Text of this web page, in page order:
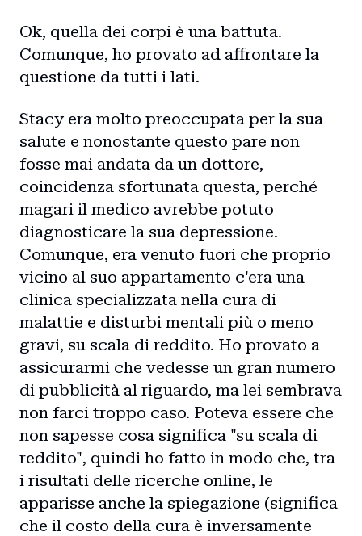
Ok, quella dei corpi è una battuta.
Comunque, ho provato ad affrontare la
questione da tutti i lati.
Stacy era molto preoccupata per la sua
salute e nonostante questo pare non
fosse mai andata da un dottore,
coincidenza sfortunata questa, perché
magari il medico avrebbe potuto
diagnosticare la sua depressione.
Comunque, era venuto fuori che proprio
vicino al suo appartamento c'era una
clinica specializzata nella cura di
malattie e disturbi mentali più o meno
gravi, su scala di reddito. Ho provato a
assicurarmi che vedesse un gran numero
di pubblicità al riguardo, ma lei sembrava
non farci troppo caso. Poteva essere che
non sapesse cosa significa "su scala di
reddito", quindi ho fatto in modo che, tra
i risultati delle ricerche online, le
apparisse anche la spiegazione (significa
che il costo della cura è inversamente